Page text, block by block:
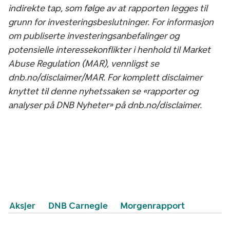
indirekte tap, som følge av at rapporten legges til
grunn for investeringsbeslutninger. For informasjon
om publiserte investeringsanbefalinger og
potensielle interessekonflikter i henhold til Market
Abuse Regulation (MAR), vennligst se
dnb.no/disclaimer/MAR. For komplett disclaimer
knyttet til denne nyhetssaken se «rapporter og
analyser på DNB Nyheter» på dnb.no/disclaimer.
Aksjer DNB Carnegie Morgenrapport